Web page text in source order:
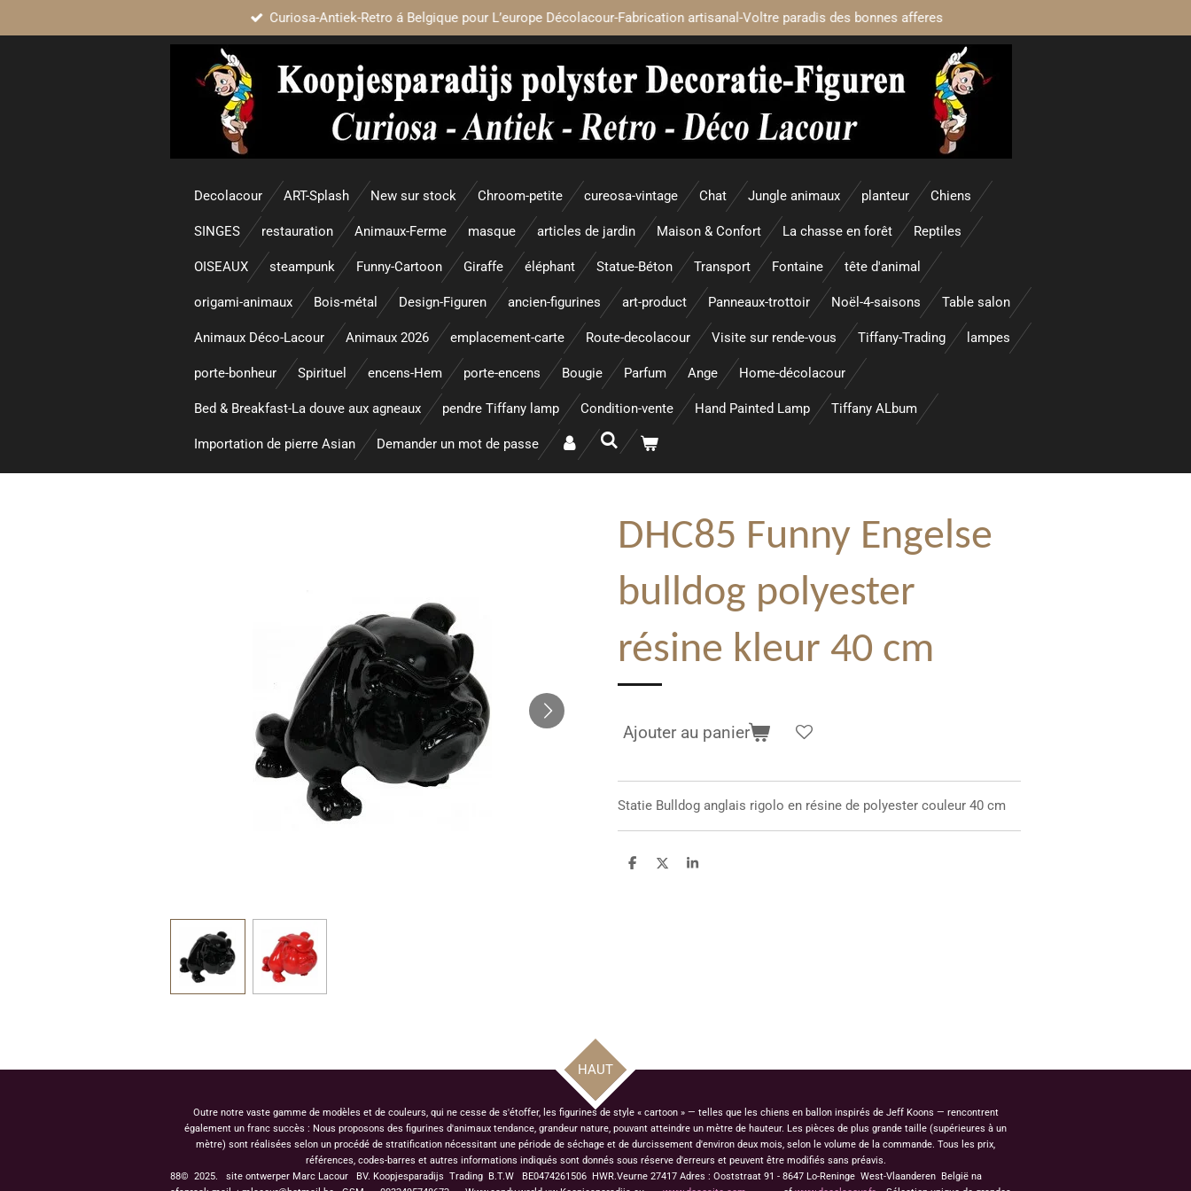
Curiosa-Antiek-Retro á Belgique pour L’europe Décolacour-Fabrication artisanal-Voltre paradis des bonnes afferes
Decolacour ART-Splash New sur stock Chroom-petite cureosa-vintage Chat Jungle animaux planteur Chiens
SINGES restauration Animaux-Ferme masque articles de jardin Maison & Confort La chasse en forêt Reptiles
OISEAUX steampunk Funny-Cartoon Giraffe éléphant Statue-Béton Transport Fontaine tête d'animal
origami-animaux Bois-métal Design-Figuren ancien-figurines art-product Panneaux-trottoir Noël-4-saisons Table salon
Animaux Déco-Lacour Animaux 2026 emplacement-carte Route-decolacour Visite sur rende-vous Tiffany-Trading lampes
porte-bonheur Spirituel encens-Hem porte-encens Bougie Parfum Ange Home-décolacour
Bed & Breakfast-La douve aux agneaux pendre Tiffany lamp Condition-vente Hand Painted Lamp Tiffany ALbum
Importation de pierre Asian Demander un mot de passe
DHC85 Funny Engelse
bulldog polyester
résine kleur 40 cm
Ajouter au panier
Statie Bulldog anglais rigolo en résine de polyester couleur 40 cm
P
P
P
HAUT
Outre notre vaste gamme de modèles et de couleurs, qui ne cesse de s'étoffer, les figurines de style « cartoon » — telles que les chiens en ballon inspirés de Jeff Koons — rencontrent
également un franc succès : Nous proposons des figurines d'animaux tendance, grandeur nature, pouvant atteindre un mètre de hauteur. Les pièces de plus grande taille (supérieures à un
mètre) sont réalisées selon un procédé de stratification nécessitant une période de séchage et de durcissement d'environ deux mois, selon le volume de la commande. Tous les prix,
références, codes-barres et autres informations indiqués sont donnés sous réserve d'erreurs et peuvent être modifiés sans préavis.
88© 2025. site ontwerper Marc Lacour BV. Koopjesparadijs Trading B.T.W BE0474261506 HWR.Veurne 27417 Adres : Ooststraat 91 - 8647 Lo-Reninge West-Vlaanderen België na